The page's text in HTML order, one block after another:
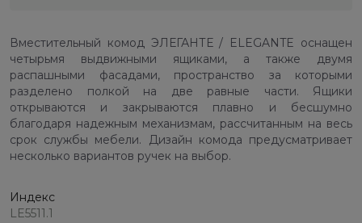
Вместительный комод ЭЛЕГАНТЕ / ELEGANTE оснащен
четырьмя выдвижными ящиками, а также двумя
распашными фасадами, пространство за которыми
разделено полкой на две равные части. Ящики
открываются и закрываются плавно и бесшумно
благодаря надежным механизмам, рассчитанным на весь
срок службы мебели. Дизайн комода предусматривает
несколько вариантов ручек на выбор.
Индекс
LE5511.1